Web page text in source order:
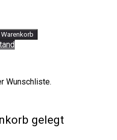
Wunschliste.
gelegt